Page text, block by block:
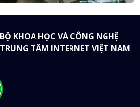
BỘ KHOA HỌC VÀ CÔNG NGHỆ
TRUNG TÂM INTERNET VIỆT NAM